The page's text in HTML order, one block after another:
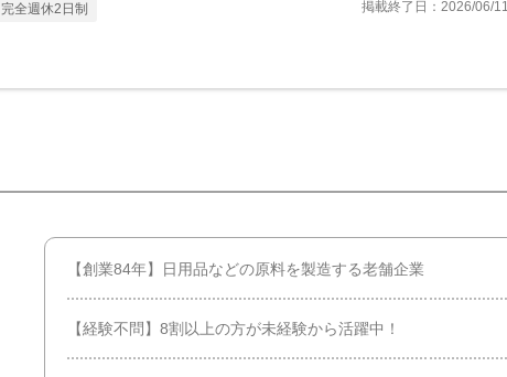
完全週休2日制 掲載終了日：2026/06/11
【創業84年】日用品などの原料を製造する老舗企業
【経験不問】8割以上の方が未経験から活躍中！